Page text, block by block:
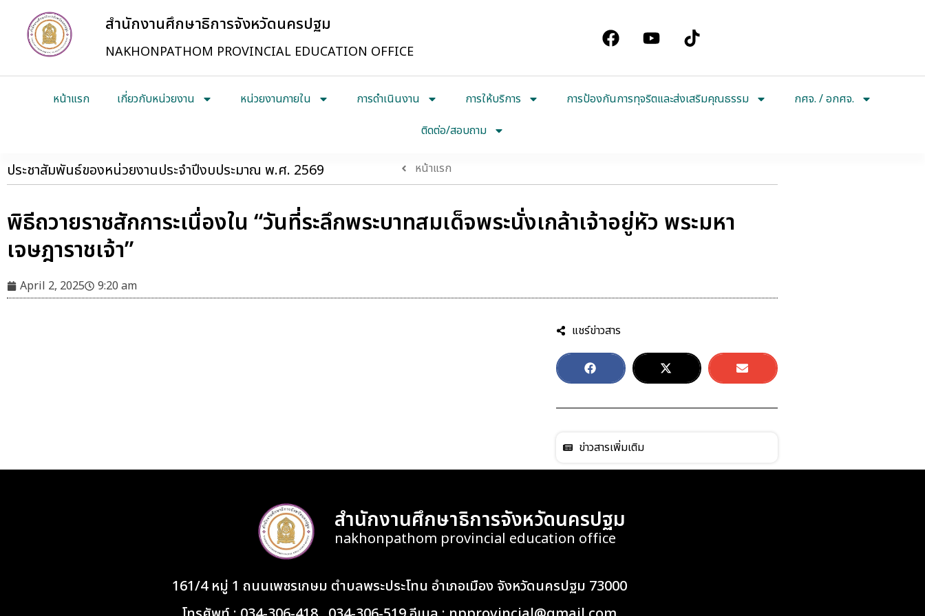
สำนักงานศึกษาธิการจังหวัดนครปฐม
NAKHONPATHOM PROVINCIAL EDUCATION OFFICE
หน้าแรก เกี่ยวกับหน่วยงาน หน่วยงานภายใน การดำเนินงาน การให้บริการ การป้องกันการทุจริตและส่งเสริมคุณธรรม
กศจ. / อกศจ.
ติดต่อ/สอบถาม
ประชาสัมพันธ์ของหน่วยงานประจำปีงบประมาณ พ.ศ. 2569 หน้าแรก
พิธีถวายราชสักการะเนื่องใน “วันที่ระลึกพระบาทสมเด็จพระนั่งเกล้าเจ้าอยู่หัว พระมหา
เจษฎาราชเจ้า”
April 2, 2025 9:20 am
แชร์ข่าวสาร
ข่าวสารเพิ่มเติม
สำนักงานศึกษาธิการจังหวัดนครปฐม
nakhonpathom provincial education office
161/4 หมู่ 1 ถนนเพชรเกษม ตำบลพระประโทน อำเภอเมือง จังหวัดนครปฐม 73000